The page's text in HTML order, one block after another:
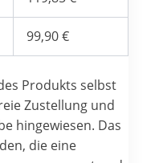
99,90 €
Produkts selbst
Zustellung und
hingewiesen. Das
die eine